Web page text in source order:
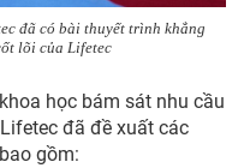
đã có bài thuyết trình khẳng
lõi của Lifetec
học bám sát nhu cầu
đã đề xuất các
gồm: